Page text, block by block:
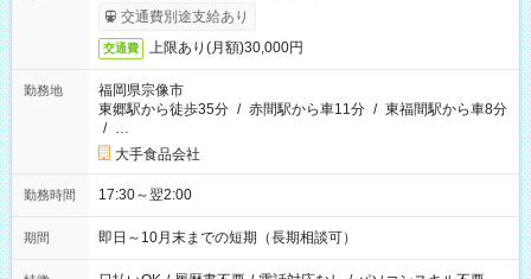
交通費別途支給あり
交通費 上限あり(月額)30,000円
勤務地
福岡県宗像市
東郷駅から徒歩35分 / 赤間駅から車11分 / 東福間駅から車8分
/ …
大手食品会社
勤務時間 17:30～翌2:00
期間 即日～10月末までの短期（長期相談可）